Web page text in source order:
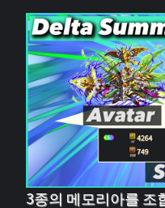
3종의 메모리아를 조